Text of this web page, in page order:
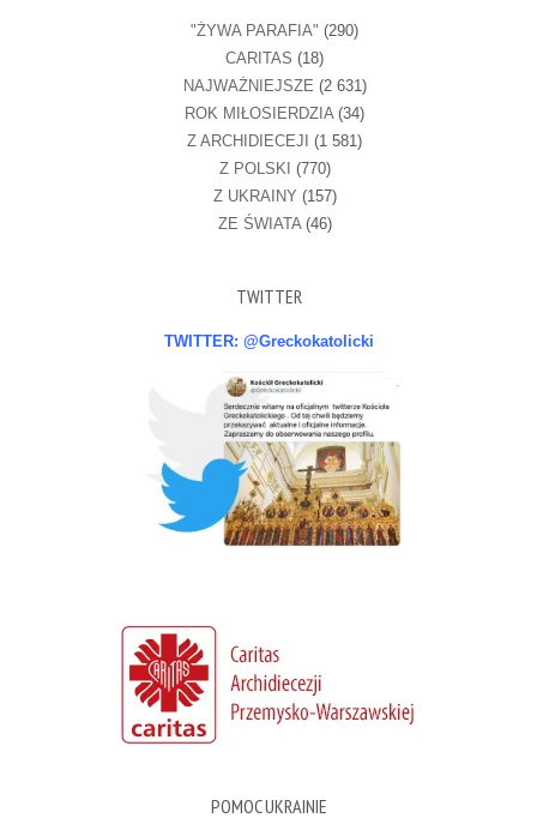
"ŻYWA PARAFIA" (290)
CARITAS (18)
NAJWAŻNIEJSZE (2 631)
ROK MIŁOSIERDZIA (34)
Z ARCHIDIECEJI (1 581)
Z POLSKI (770)
Z UKRAINY (157)
ZE ŚWIATA(46)
TWITTER
TWITTER: @Greckokatolicki
POMOC UKRAINIE